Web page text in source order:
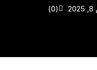
(0)